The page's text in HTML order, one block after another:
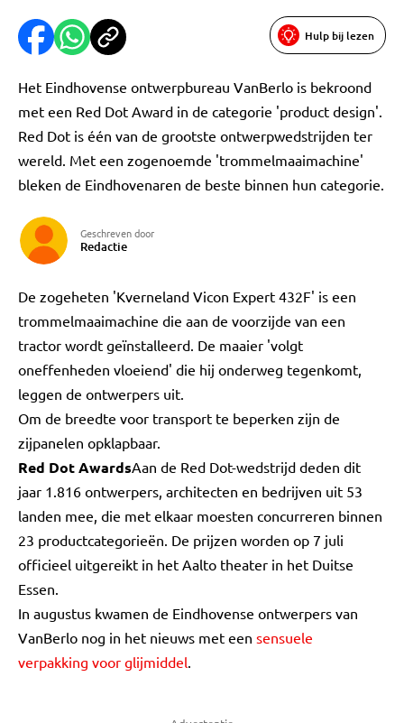
Hulp bij lezen
Het Eindhovense ontwerpbureau VanBerlo is bekroond
met een Red Dot Award in de categorie 'product design'.
Red Dot is één van de grootste ontwerpwedstrijden ter
wereld. Met een zogenoemde 'trommelmaaimachine'
bleken de Eindhovenaren de beste binnen hun categorie.
Geschreven door
Redactie
De zogeheten 'Kverneland Vicon Expert 432F' is een
trommelmaaimachine die aan de voorzijde van een
tractor wordt geïnstalleerd. De maaier 'volgt
oneffenheden vloeiend' die hij onderweg tegenkomt,
leggen de ontwerpers uit.
Om de breedte voor transport te beperken zijn de
zijpanelen opklapbaar.
Red Dot AwardsAan de Red Dot-wedstrijd deden dit
jaar 1.816 ontwerpers, architecten en bedrijven uit 53
landen mee, die met elkaar moesten concurreren binnen
23 productcategorieën. De prijzen worden op 7 juli
officieel uitgereikt in het Aalto theater in het Duitse
Essen.
In augustus kwamen de Eindhovense ontwerpers van
VanBerlo nog in het nieuws met een sensuele
verpakking voor glijmiddel.